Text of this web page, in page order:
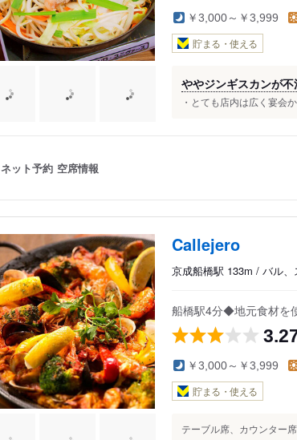
￥3,000～￥3,999
貯まる・使える
ややジンギスカンが
・とても店内は広く宴会
ネット予約 空席情報
Callejero
京成船橋駅 133m / バル
船橋駅4分◆地元食材を
￥3,000～￥3,999
貯まる・使える
テーブル席、カウンター